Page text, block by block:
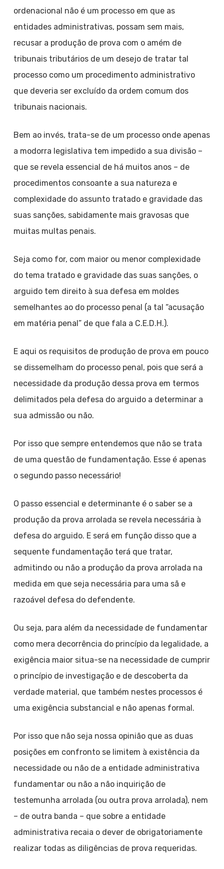
ordenacional não é um processo em que as
entidades administrativas, possam sem mais,
recusar a produção de prova com o amém de
tribunais tributários de um desejo de tratar tal
processo como um procedimento administrativo
que deveria ser excluído da ordem comum dos
tribunais nacionais.
Bem ao invés, trata-se de um processo onde apenas
a modorra legislativa tem impedido a sua divisão –
que se revela essencial de há muitos anos – de
procedimentos consoante a sua natureza e
complexidade do assunto tratado e gravidade das
suas sanções, sabidamente mais gravosas que
muitas multas penais.
Seja como for, com maior ou menor complexidade
do tema tratado e gravidade das suas sanções, o
arguido tem direito à sua defesa em moldes
semelhantes ao do processo penal (a tal “acusação
em matéria penal” de que fala a C.E.D.H.).
E aqui os requisitos de produção de prova em pouco
se dissemelham do processo penal, pois que será a
necessidade da produção dessa prova em termos
delimitados pela defesa do arguido a determinar a
sua admissão ou não.
Por isso que sempre entendemos que não se trata
de uma questão de fundamentação. Esse é apenas
o segundo passo necessário!
O passo essencial e determinante é o saber se a
produção da prova arrolada se revela necessária à
defesa do arguido. E será em função disso que a
sequente fundamentação terá que tratar,
admitindo ou não a produção da prova arrolada na
medida em que seja necessária para uma sã e
razoável defesa do defendente.
Ou seja, para além da necessidade de fundamentar
como mera decorrência do princípio da legalidade, a
exigência maior situa-se na necessidade de cumprir
o princípio de investigação e de descoberta da
verdade material, que também nestes processos é
uma exigência substancial e não apenas formal.
Por isso que não seja nossa opinião que as duas
posições em confronto se limitem à existência da
necessidade ou não de a entidade administrativa
fundamentar ou não a não inquirição de
testemunha arrolada (ou outra prova arrolada), nem
– de outra banda – que sobre a entidade
administrativa recaia o dever de obrigatoriamente
realizar todas as diligências de prova requeridas.